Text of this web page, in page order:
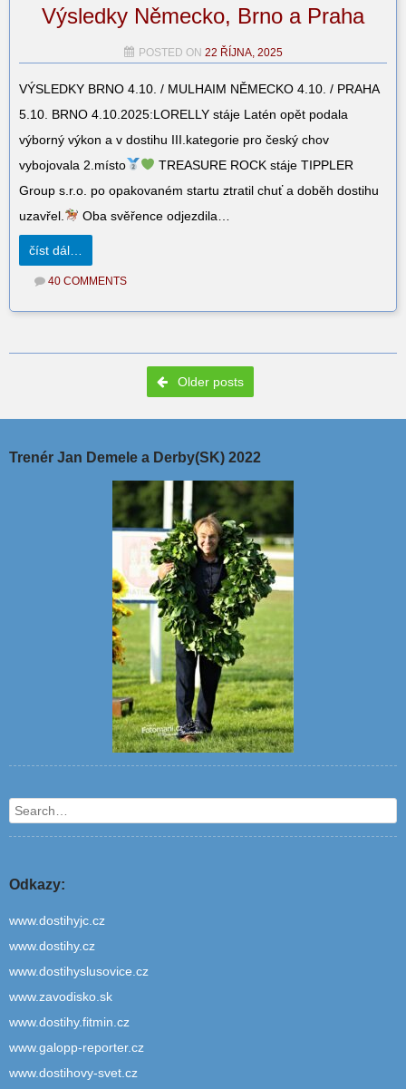
Výsledky Německo, Brno a Praha
POSTED ON 22 ŘÍJNA, 2025
VÝSLEDKY BRNO 4.10. / MULHAIM NĚMECKO 4.10. / PRAHA
5.10. BRNO 4.10.2025:LORELLY stáje Latén opět podala
výborný výkon a v dostihu III.kategorie pro český chov
vybojovala 2.místo
TREASURE ROCK stáje TIPPLER
Group s.r.o. po opakovaném startu ztratil chuť a doběh dostihu
uzavřel.
Oba svěřence odjezdila…
číst dál…
40 COMMENTS
Post navigation
Older posts
Trenér Jan Demele a Derby(SK) 2022
Search
Odkazy:
www.dostihyjc.cz
www.dostihy.cz
www.dostihyslusovice.cz
www.zavodisko.sk
www.dostihy.fitmin.cz
www.galopp-reporter.cz
www.dostihovy-svet.cz